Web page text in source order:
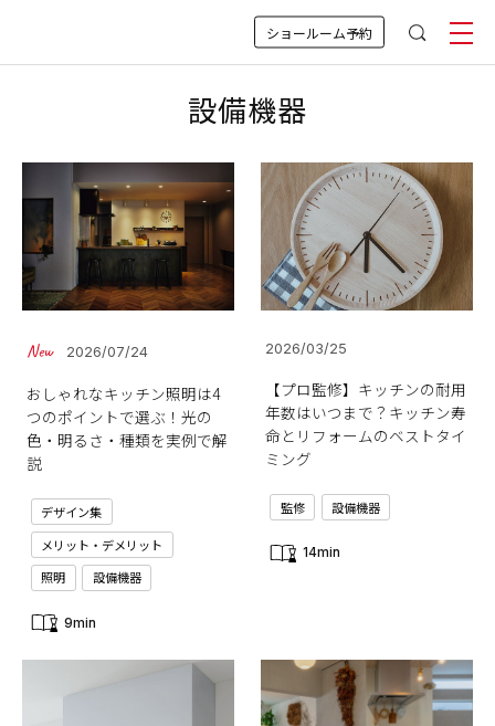
ショールーム予約
設備機器
2026/07/24
おしゃれなキッチン照明は4
つのポイントで選ぶ！光の
色・明るさ・種類を実例で解
説
デザイン集
メリット・デメリット
照明
設備機器
9min
2026/03/25
【プロ監修】キッチンの耐用
年数はいつまで？キッチン寿
命とリフォームのベストタイ
ミング
監修 設備機器
14min